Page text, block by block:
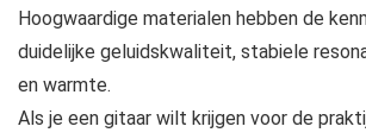
Hoogwaardige materialen hebben de
duidelijke geluidskwaliteit, stabiele
en warmte.
Als je een gitaar wilt krijgen voor de